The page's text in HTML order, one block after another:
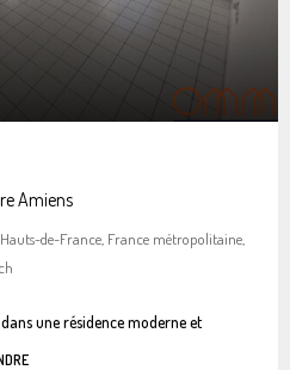
Amiens
de-France, France métropolitaine,
une résidence moderne et